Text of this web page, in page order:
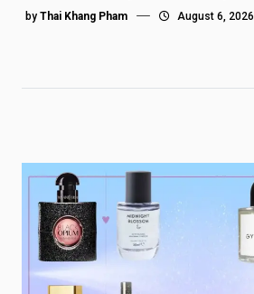
by Thai Khang Pham August 6, 2026